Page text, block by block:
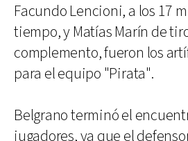
Facundo Lencioni, a los 17
tiempo, y Matías Marín de
complemento, fueron los
para el equipo "Pirata".
Belgrano terminó el
jugadores, ya que el